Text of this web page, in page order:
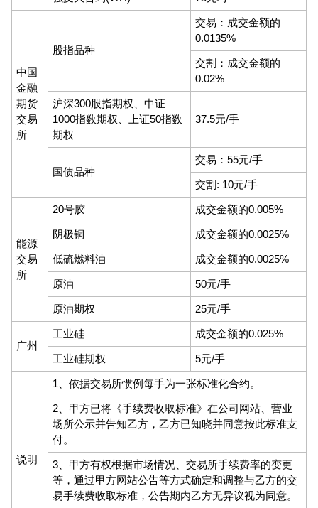
中国
金融
期货
交易
所
股指品种
交易：成交金额的
0.0135%
交割：成交金额的
0.02%
沪深300股指期权、中证
1000指数期权、上证50指数
期权
37.5元/手
国债品种
交易：55元/手
交割: 10元/手
能源
交易
所
20号胶 成交金额的0.005%
阴极铜 成交金额的0.0025%
低硫燃料油 成交金额的0.0025%
原油 50元/手
原油期权 25元/手
广州
工业硅 成交金额的0.025%
工业硅期权 5元/手
说明
1、依据交易所惯例每手为一张标准化合约。
2、甲方已将《手续费收取标准》在公司网站、营业
场所公示并告知乙方，乙方已知晓并同意按此标准支
付。
3、甲方有权根据市场情况、交易所手续费率的变更
等，通过甲方网站公告等方式确定和调整与乙方的交
易手续费收取标准，公告期内乙方无异议视为同意。